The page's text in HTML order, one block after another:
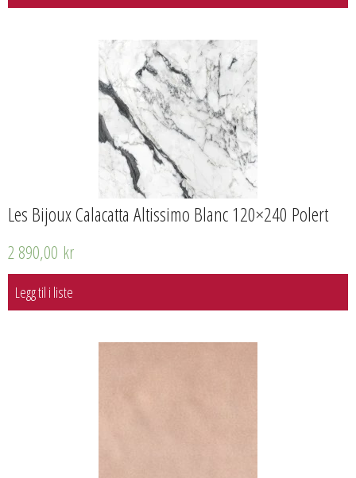
Les Bijoux Calacatta Altissimo Blanc 120×240 Polert
2 890,00 kr
Legg til i liste